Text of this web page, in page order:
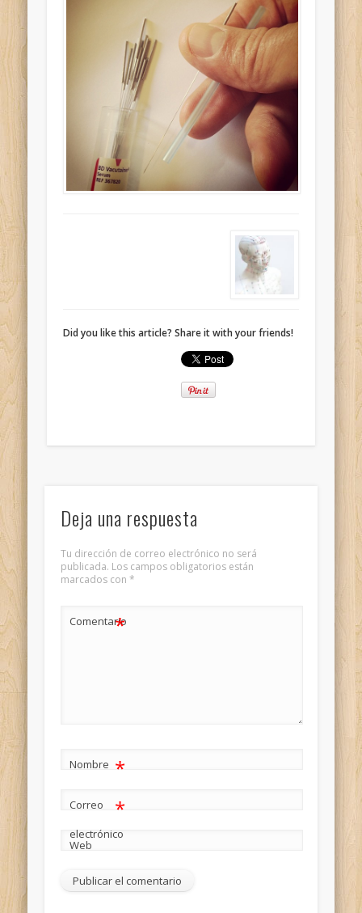
Did you like this article? Share it with your friends!
Deja una respuesta
Tu dirección de correo electrónico no será
publicada. Los campos obligatorios están
marcados con *
Comentario
*
Nombre *
Correo
electrónico
*
Web